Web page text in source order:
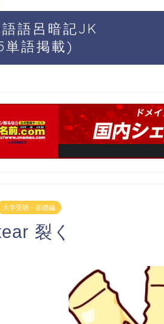
語呂暗記JK
語掲載)
大学受験 - 基礎編
裂く